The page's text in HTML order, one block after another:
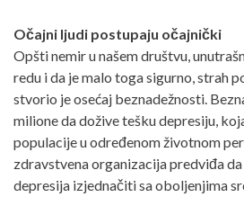
Očajni ljudi postupaju očajnički
Opšti nemir u našem društvu,
redu i da je malo toga sigurno, strah
stvorio je osećaj beznadežnosti.
milione da dožive tešku depresiju,
populacije u određenom životnom
zdravstvena organizacija predviđa
depresija izjednačiti sa oboljenjima